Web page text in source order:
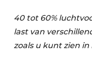
40 tot 60%
last van
zoals u kunt zien